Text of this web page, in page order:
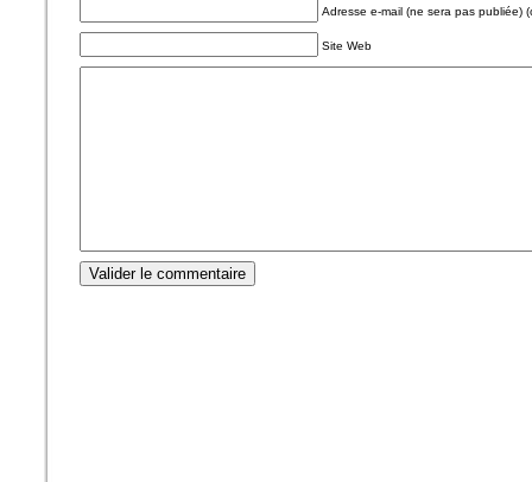
Adresse e-mail (ne sera pas publiée)
Site Web